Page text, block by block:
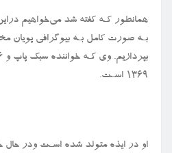
همانطور کـه کفته شد می‌خواهیم
بـه صورت کامل بـه بیوگرافی پویان
۱۳۶۹ اسـت.
او در ایذه متولد شده اسـت ودر حال